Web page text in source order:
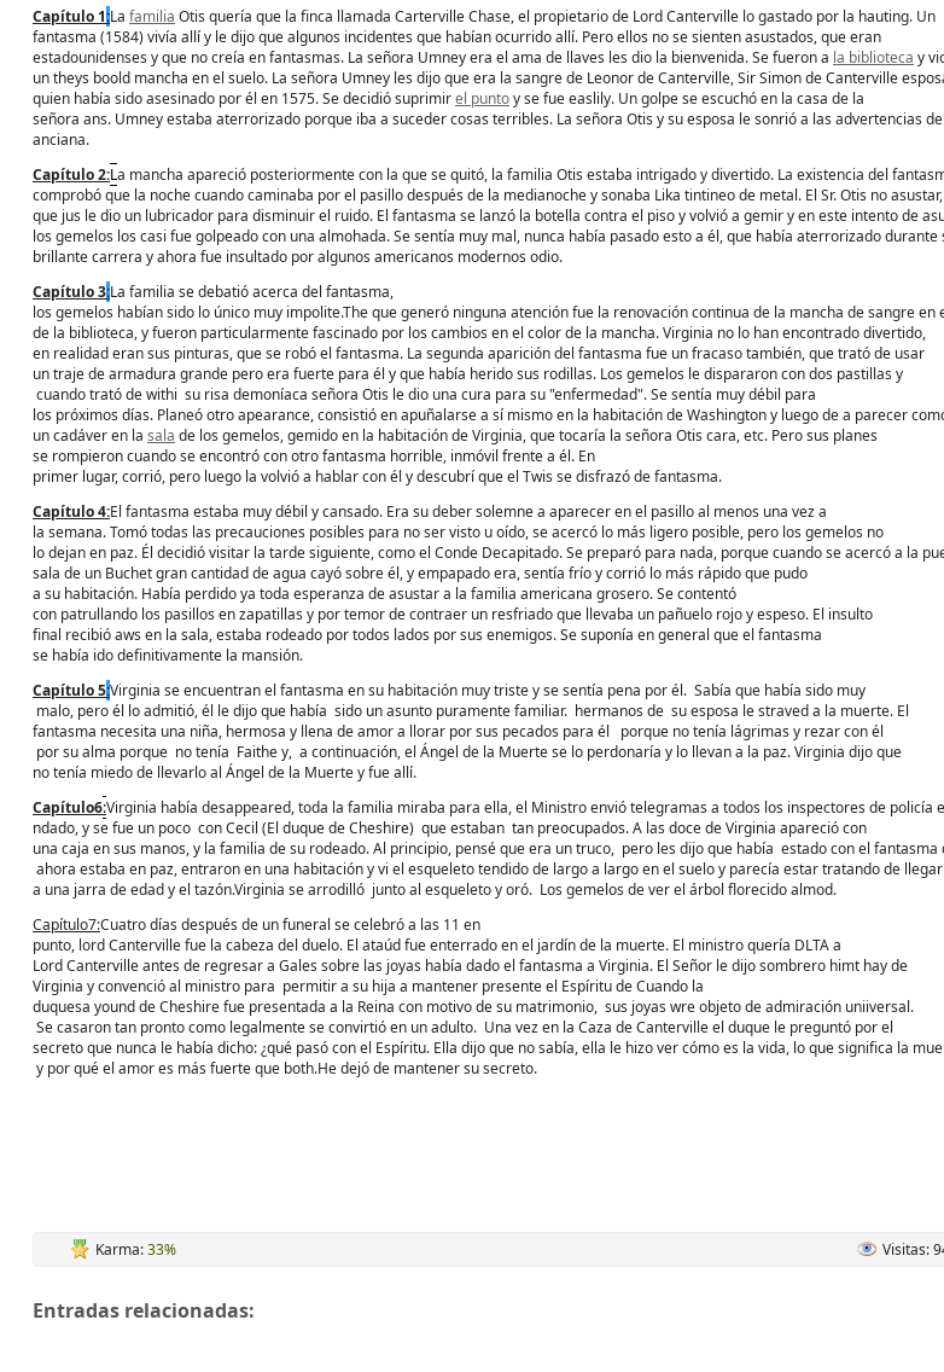
Capítulo 1:La familia Otis quería que la finca llamada Carterville Chase, el propietario de Lord Canterville lo gastado por la hauting. Un
fantasma (1584) vivía allí y le dijo que algunos incidentes que habían ocurrido allí. Pero ellos no se sienten asustados, que eran
estadounidenses y que no creía en fantasmas. La señora Umney era el ama de llaves les dio la bienvenida. Se fueron a la biblioteca y
un theys boold mancha en el suelo. La señora Umney les dijo que era la sangre de Leonor de Canterville, Sir Simon de Canterville
quien había sido asesinado por él en 1575. Se decidió suprimirel puntoy se fue easlily. Un golpe se escuchó en la casa de la
señora ans. Umney estaba aterrorizado porque iba a suceder cosas terribles. La señora Otis y su esposa le sonrió a las advertencias
anciana.
Capítulo 2:La mancha apareció posteriormente con la que se quitó, la familia Otis estaba intrigado y divertido. La existencia del
comprobó que la noche cuando caminaba por el pasillo después de la medianoche y sonaba Lika tintineo de metal. El Sr. Otis no asustar,
que jus le dio un lubricador para disminuir el ruido. El fantasma se lanzó la botella contra el piso y volvió a gemir y en este intento de
los gemelos los casi fue golpeado con una almohada. Se sentía muy mal, nunca había pasado esto a él, que había aterrorizado durante
brillante carrera y ahora fue insultado por algunos americanos modernos odio.
Capítulo3:La familia se debatió acerca del fantasma,
los gemelos habían sido lo único muy impolite.The que generó ninguna atención fue la renovación continua de la mancha de sangre en
de la biblioteca, y fueron particularmente fascinado por los cambios en el color de la mancha. Virginia no lo han encontrado divertido,
en realidad eran sus pinturas, que se robó el fantasma. La segunda aparición del fantasma fue un fracaso también, que trató de usar
un traje de armadura grande pero era fuerte para él y que había herido sus rodillas. Los gemelos le dispararon con dos pastillas y
cuando trató de withi su risa demoníaca señora Otis le dio una cura para su "enfermedad". Se sentía muy débil para
los próximos días. Planeó otro apearance, consistió en apuñalarse a sí mismo en la habitación de Washington y luego de a parecer
un cadáver en la sala de los gemelos, gemido en la habitación de Virginia, que tocaría la señora Otis cara, etc. Pero sus planes
se rompieron cuando se encontró con otro fantasma horrible, inmóvil frente a él. En
primer lugar, corrió, pero luego la volvió a hablar con él y descubrí que el Twis se disfrazó de fantasma.
Capítulo4:El fantasma estaba muy débil y cansado. Era su deber solemne a aparecer en el pasillo al menos una vez a
la semana. Tomó todas las precauciones posibles para no ser visto u oído, se acercó lo más ligero posible, pero los gemelos no
lo dejan en paz. Él decidió visitar la tarde siguiente, como el Conde Decapitado. Se preparó para nada, porque cuando se acercó a la
sala de un Buchet gran cantidad de agua cayó sobre él, y empapado era, sentía frío y corrió lo más rápido que pudo
a su habitación. Había perdido ya toda esperanza de asustar a la familia americana grosero. Se contentó
con patrullando los pasillos en zapatillas y por temor de contraer un resfriado que llevaba un pañuelo rojo y espeso. El insulto
final recibió aws en la sala, estaba rodeado por todos lados por sus enemigos. Se suponía en general que el fantasma
se había ido definitivamente la mansión.
Capítulo5:Virginia se encuentran el fantasma en su habitación muy triste y se sentía pena por él. Sabía que había sido muy
malo, pero él lo admitió, él le dijo que había sido un asunto puramente familiar. hermanos de su esposa le straved a la muerte. El
fantasma necesita una niña, hermosa y llena de amor a llorar por sus pecados para él porque no tenía lágrimas y rezar con él
por su alma porque no tenía Faithe y, a continuación, el Ángel de la Muerte se lo perdonaría y lo llevan a la paz. Virginia dijo que
no tenía miedo de llevarlo al Ángel de la Muerte y fue allí.
Capítulo6:Virginia había desappeared, toda la familia miraba para ella, el Ministro envió telegramas a todos los inspectores de policía
ndado, y se fue un poco con Cecil (El duque de Cheshire) que estaban tan preocupados. A las doce de Virginia apareció con
una caja en sus manos, y la familia de su rodeado. Al principio, pensé que era un truco, pero les dijo que había estado con el fantasma
ahora estaba en paz, entraron en una habitación y vi el esqueleto tendido de largo a largo en el suelo y parecía estar tratando de llegar
a una jarra de edad y el tazón.Virginia se arrodilló junto al esqueleto y oró. Los gemelos de ver el árbol florecido almod.
Capítulo7:Cuatro días después de un funeral se celebró a las 11 en
punto, lord Canterville fue la cabeza del duelo. El ataúd fue enterrado en el jardín de la muerte. El ministro quería DLTA a
Lord Canterville antes de regresar a Gales sobre las joyas había dado el fantasma a Virginia. El Señor le dijo sombrero himt hay de
Virginia y convenció al ministro para permitir a su hija a mantener presente el Espíritu de Cuando la
duquesa yound de Cheshire fue presentada a la Reina con motivo de su matrimonio, sus joyas wre objeto de admiración uniiversal.
Se casaron tan pronto como legalmente se convirtió en un adulto. Una vez en la Caza de Canterville el duque le preguntó por el
secreto que nunca le había dicho: ¿qué pasó con el Espíritu. Ella dijo que no sabía, ella le hizo ver cómo es la vida, lo que significa la
y por qué el amor es más fuerte que both.He dejó de mantener su secreto.
Karma:33% Visitas:
Entradas relacionadas: